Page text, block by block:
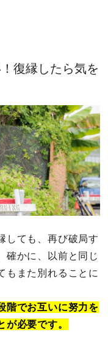
復縁したら気を
しても、再び破局す
確かに、以前と同じ
もまた別れることに
階でお互いに努力を
必要です。